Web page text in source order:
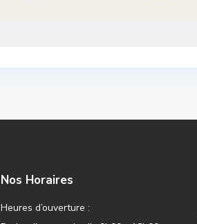
Nos Horaires
Heures d’ouverture :